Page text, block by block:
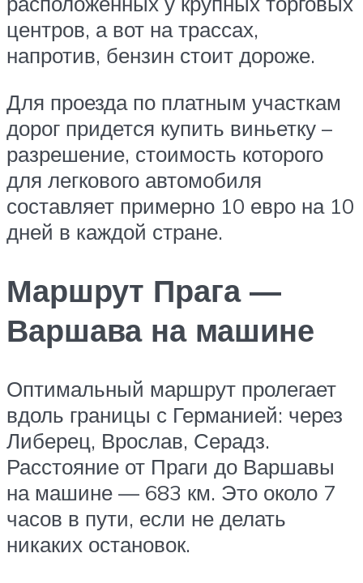
центров, а вот на трассах,
напротив, бензин стоит дороже.
Для проезда по платным участкам
дорог придется купить виньетку –
разрешение, стоимость которого
для легкового автомобиля
составляет примерно 10 евро на 10
дней в каждой стране.
Маршрут Прага —
Варшава на машине
Оптимальный маршрут пролегает
вдоль границы с Германией: через
Либерец, Врослав, Серадз.
Расстояние от Праги до Варшавы
на машине — 683 км. Это около 7
часов в пути, если не делать
никаких остановок.